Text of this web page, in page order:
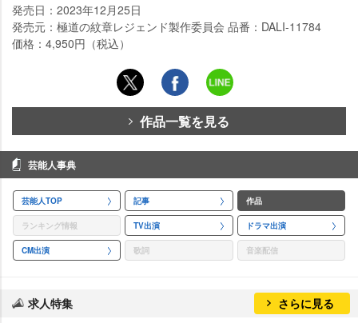
発売日：2023年12月25日
発売元：極道の紋章レジェンド製作委員会 品番：DALI-11784
価格：4,950円（税込）
作品一覧を見る
芸能人事典
芸能人TOP 記事 作品
ランキング情報 TV出演 ドラマ出演
CM出演 歌詞 音楽配信
求人特集 さらに見る